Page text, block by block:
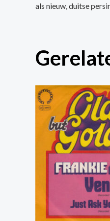
als nieuw, duitse